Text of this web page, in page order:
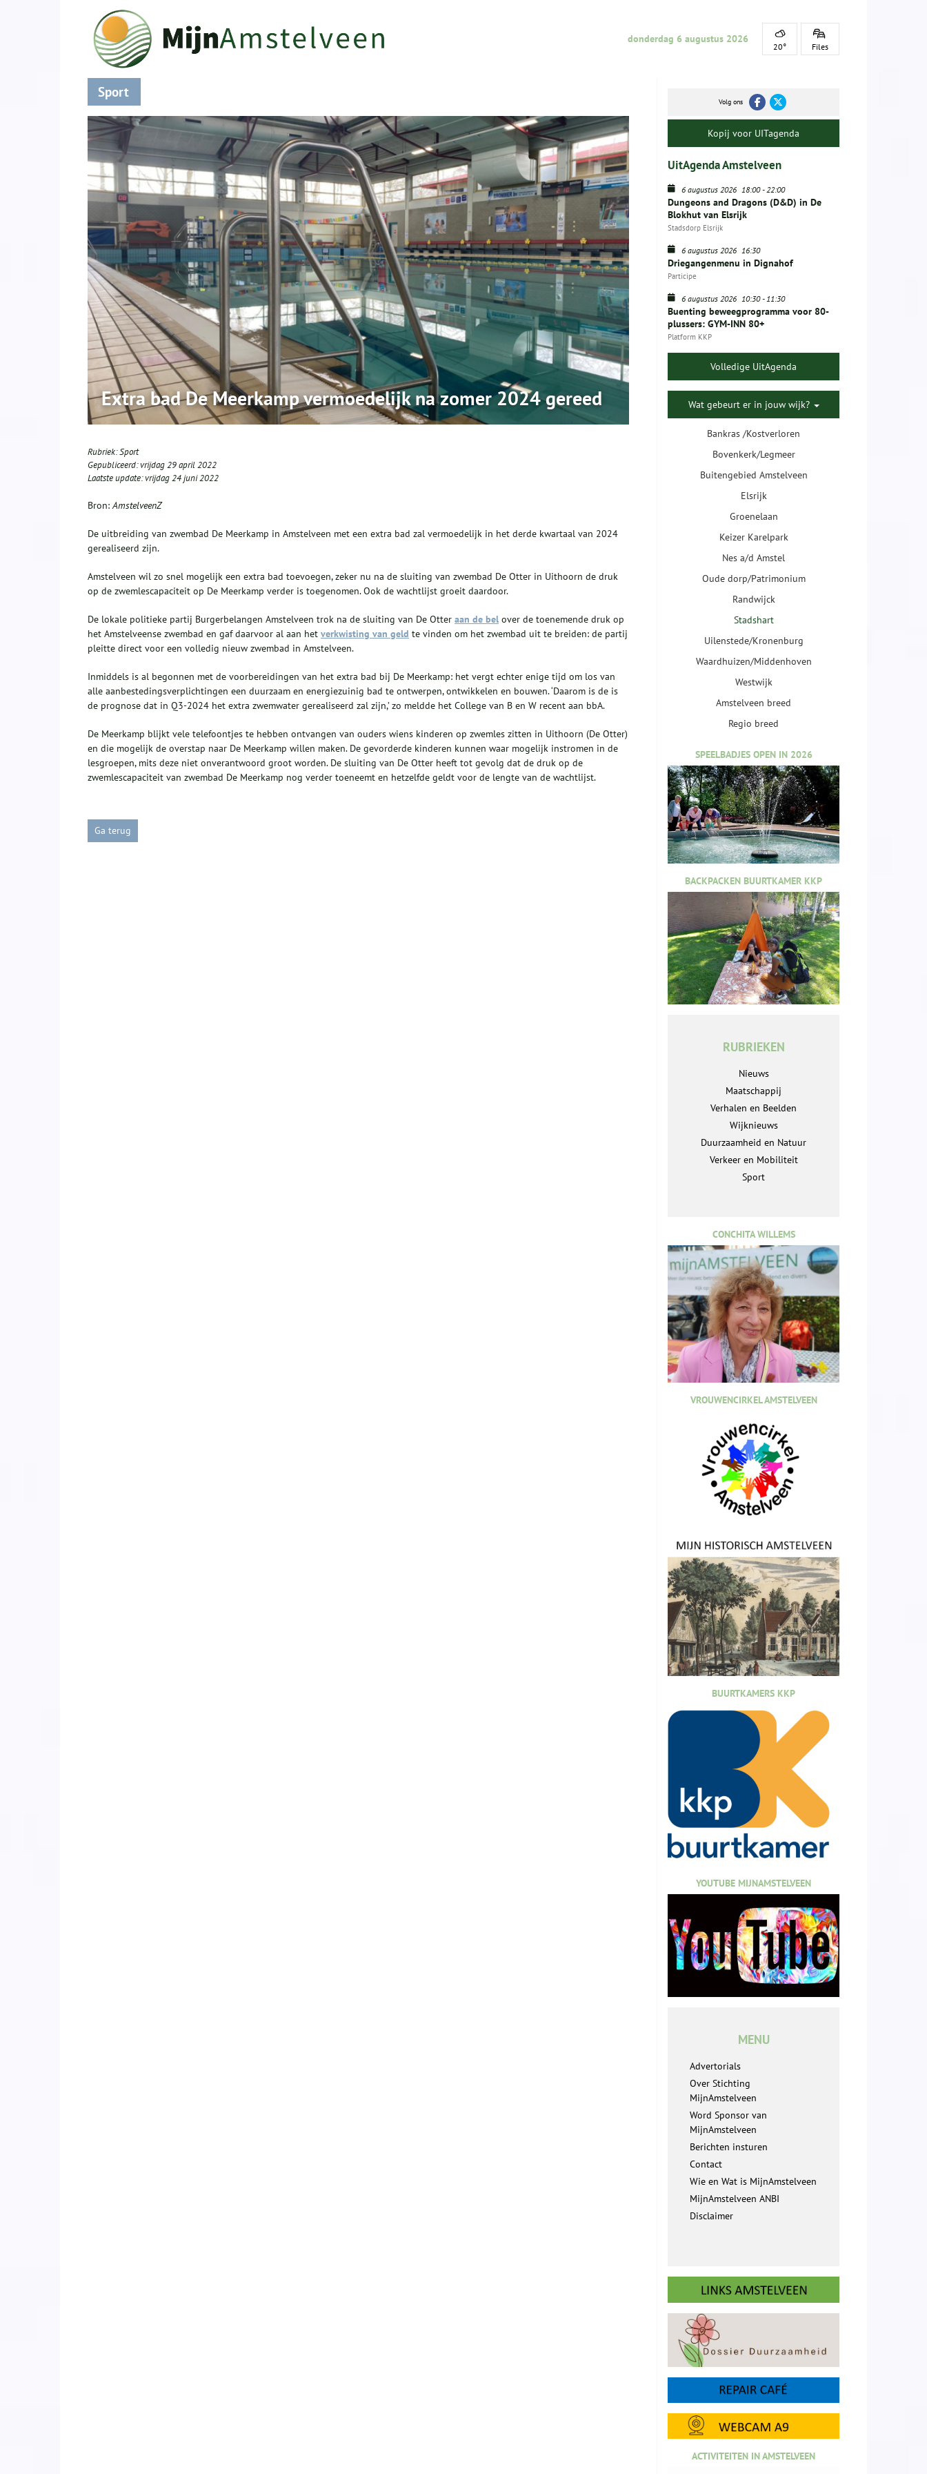
donderdag 6 augustus 2026
20° Files
Sport
Extra bad De Meerkamp vermoedelijk na zomer 2024 gereed
Rubriek:Sport
Gepubliceerd:vrijdag 29 april 2022
Laatste update:vrijdag 24 juni 2022
Bron:AmstelveenZ
De uitbreiding van zwembad De Meerkamp in Amstelveen met een extra bad zal vermoedelijk in het derde kwartaal van 2024
gerealiseerd zijn.
Amstelveen wil zo snel mogelijk een extra bad toevoegen, zeker nu na de sluiting van zwembad De Otter in Uithoorn de druk
op de zwemlescapaciteit op De Meerkamp verder is toegenomen. Ook de wachtlijst groeit daardoor.
De lokale politieke partij Burgerbelangen Amstelveen trok na de sluiting van De Otter aan de bel over de toenemende druk op
het Amstelveense zwembad en gaf daarvoor al aan het verkwisting van geld te vinden om het zwembad uit te breiden: de partij
pleitte direct voor een volledig nieuw zwembad in Amstelveen.
Inmiddels is al begonnen met de voorbereidingen van het extra bad bij De Meerkamp: het vergt echter enige tijd om los van
alle aanbestedingsverplichtingen een duurzaam en energiezuinig bad te ontwerpen, ontwikkelen en bouwen. ‘Daarom is de is
de prognose dat in Q3-2024 het extra zwemwater gerealiseerd zal zijn,’ zo meldde het College van B en W recent aan bbA.
De Meerkamp blijkt vele telefoontjes te hebben ontvangen van ouders wiens kinderen op zwemles zitten in Uithoorn (De Otter)
en die mogelijk de overstap naar De Meerkamp willen maken. De gevorderde kinderen kunnen waar mogelijk instromen in de
lesgroepen, mits deze niet onverantwoord groot worden. De sluiting van De Otter heeft tot gevolg dat de druk op de
zwemlescapaciteit van zwembad De Meerkamp nog verder toeneemt en hetzelfde geldt voor de lengte van de wachtlijst.
Ga terug
Volg ons
Kopij voor UITagenda
UitAgenda Amstelveen
6 augustus 2026 18:00-22:00
Dungeons and Dragons (D&D) in De
Blokhut van Elsrijk
Stadsdorp Elsrijk
6 augustus 2026 16:30
Driegangenmenu in Dignahof
Participe
6 augustus 2026 10:30-11:30
Buenting beweegprogramma voor 80-
plussers: GYM-INN 80+
Platform KKP
Volledige UitAgenda
Wat gebeurt er in jouw wijk?
Bankras /Kostverloren
Bovenkerk/Legmeer
Buitengebied Amstelveen
Elsrijk
Groenelaan
Keizer Karelpark
Nes a/d Amstel
Oude dorp/Patrimonium
Randwijck
Stadshart
Uilenstede/Kronenburg
Waardhuizen/Middenhoven
Westwijk
Amstelveen breed
Regio breed
SPEELBADJES OPEN IN 2026
BACKPACKEN BUURTKAMER KKP
RUBRIEKEN
Nieuws
Maatschappij
Verhalen en Beelden
Wijknieuws
Duurzaamheid en Natuur
Verkeer en Mobiliteit
Sport
CONCHITA WILLEMS
VROUWENCIRKEL AMSTELVEEN
BUURTKAMERS KKP
YOUTUBE MIJNAMSTELVEEN
MENU
Advertorials
Over Stichting
MijnAmstelveen
Word Sponsor van
MijnAmstelveen
Berichten insturen
Contact
Wie en Wat is MijnAmstelveen
MijnAmstelveen ANBI
Disclaimer
ACTIVITEITEN IN AMSTELVEEN